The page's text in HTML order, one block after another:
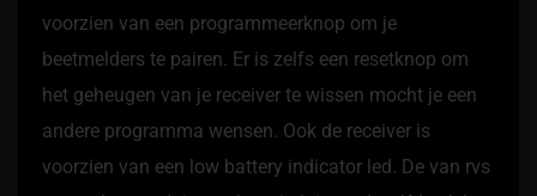
voorzien van een programmeerknop om je
beetmelders te pairen. Er is zelfs een resetknop om
het geheugen van je receiver te wissen mocht je een
andere programma wensen. Ook de receiver is
voorzien van een low battery indicator led. De van rvs